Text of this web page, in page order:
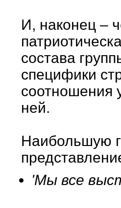
И, наконец –
состава
специфики
соотношения
ней.
Наибольшую
'Мы все